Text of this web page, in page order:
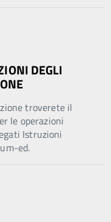
DEGLI
troverete il
le operazioni
Istruzioni
ed.